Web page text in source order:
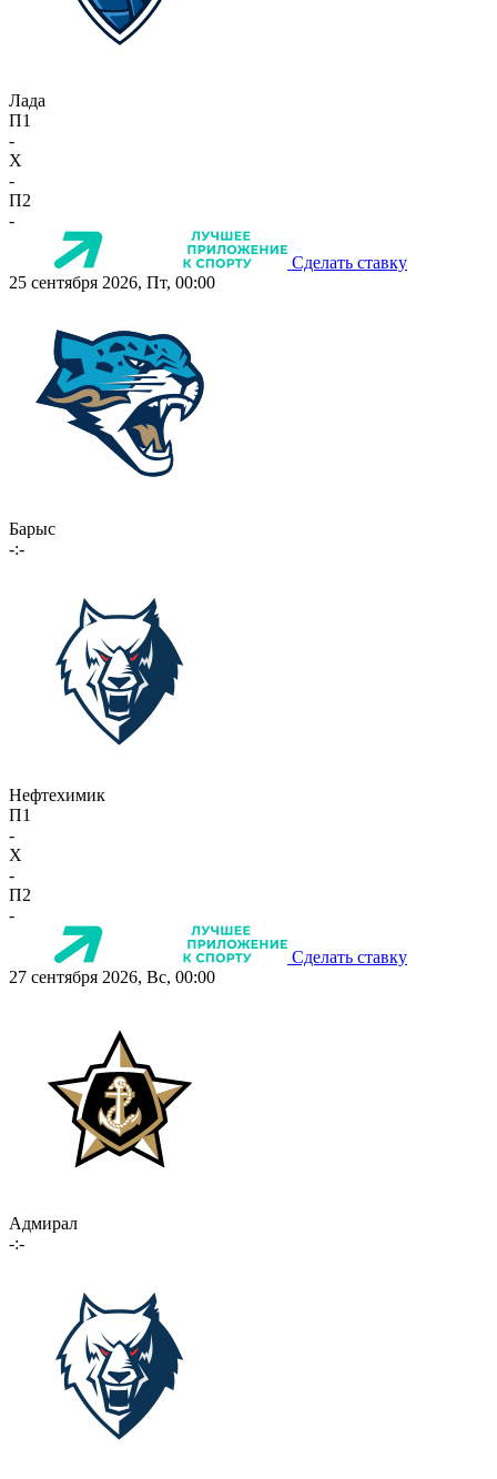
Лада
П1
-
X
-
П2
-
Сделать ставку
25 сентября 2026, Пт, 00:00
Барыс
-:-
Нефтехимик
П1
-
X
-
П2
-
Сделать ставку
27 сентября 2026, Вс, 00:00
Адмирал
-:-